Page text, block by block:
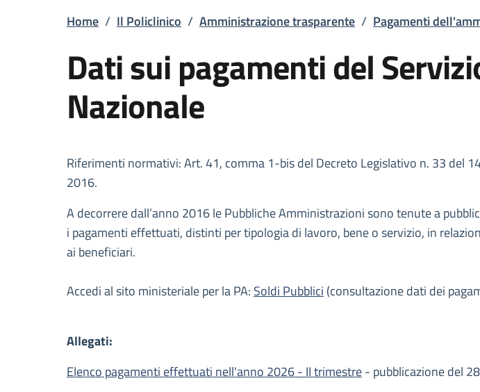
Briciole di pane
Home / Il Policlinico / Amministrazione trasparente / Pagamenti
Dati sui pagamenti del
Nazionale
Descrizione
Riferimenti normativi: Art. 41, comma 1-bis del Decreto Legislativo n. 33 del
2016.
A decorrere dall’anno 2016 le Pubbliche Amministrazioni sono tenute a
i pagamenti effettuati, distinti per tipologia di lavoro, bene o servizio, in
ai beneficiari.
Accedi al sito ministeriale per la PA: Soldi Pubblici (consultazione dati dei
Allegati:
Elenco pagamenti effettuati nell'anno 2026 - II trimestre- pubblicazione del